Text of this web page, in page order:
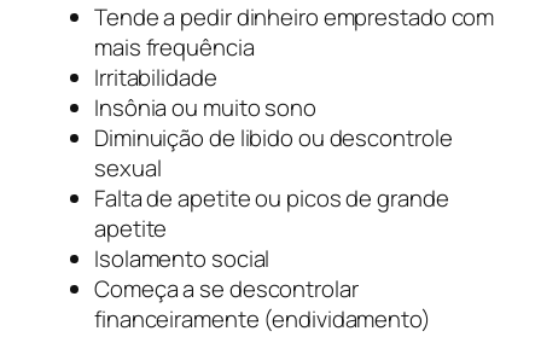
Tende a pedir dinheiro emprestado com
mais frequência
Irritabilidade
Insônia ou muito sono
Diminuição de libido ou descontrole
sexual
Falta de apetite ou picos de grande
apetite
Isolamento social
Começa a se descontrolar
financeiramente (endividamento)